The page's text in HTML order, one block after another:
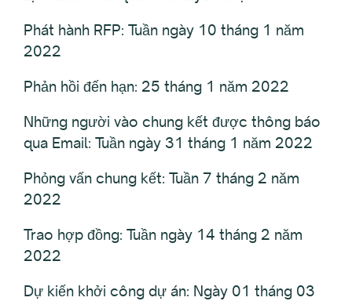
Phát hành RFP: Tuần ngày 10 tháng 1 năm
2022
Phản hồi đến hạn: 25 tháng 1 năm 2022
Những người vào chung kết được thông báo
qua Email: Tuần ngày 31 tháng 1 năm 2022
Phỏng vấn chung kết: Tuần 7 tháng 2 năm
2022
Trao hợp đồng: Tuần ngày 14 tháng 2 năm
2022
Dự kiến khởi công dự án: Ngày 01 tháng 03